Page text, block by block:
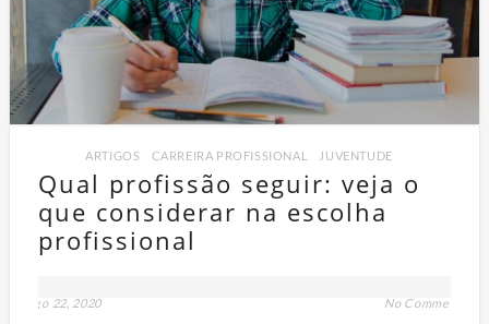
ARTIGOS CARREIRA PROFISSIONAL JUVENTUDE
Qual profissão seguir: veja o
que considerar na escolha
profissional
ago 22, 2020 No Comment